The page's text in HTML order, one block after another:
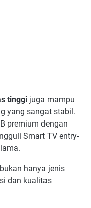
tinggi juga mampu
yang sangat stabil.
premium dengan
Smart TV entry-
hanya jenis
dan kualitas